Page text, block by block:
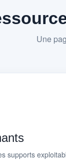
Une
supports